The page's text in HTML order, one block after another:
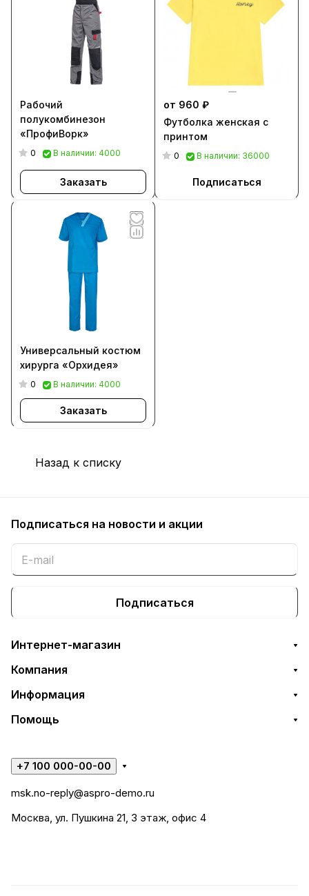
Рабочий
полукомбинезон
«ПрофиВорк»
0 В наличии: 4000
Заказать
от 960 ₽
Футболка женская с
принтом
0 В наличии: 36000
Подписаться
Универсальный костюм
хирурга «Орхидея»
0 В наличии: 4000
Заказать
Назад к списку
Подписаться на новости и акции
Подписаться
Интернет-магазин
Компания
Информация
Помощь
+7 100 000-00-00
msk.no-reply@aspro-demo.ru
Москва, ул. Пушкина 21, 3 этаж, офис 4